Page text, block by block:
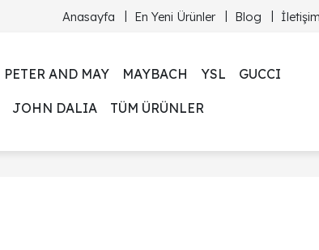
Anasayfa En Yeni Ürünler Blog İletişim
PETER AND MAY MAYBACH YSL GUCCI
JOHN DALIA TÜM ÜRÜNLER